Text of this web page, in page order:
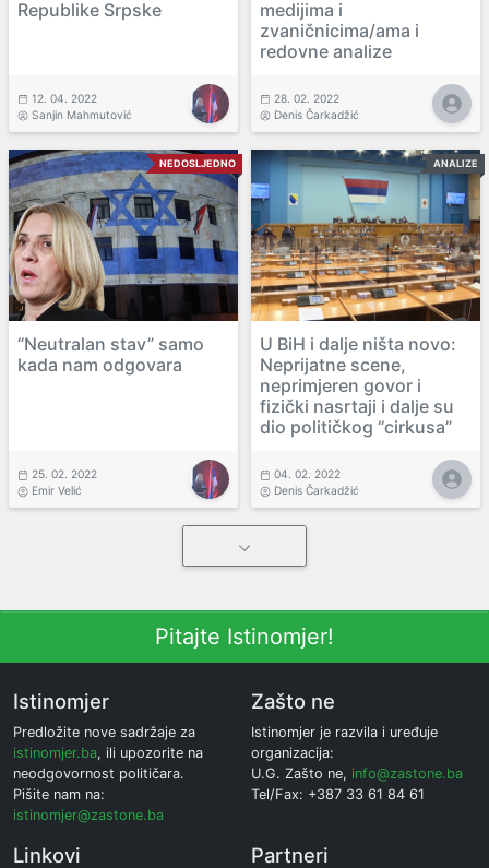
Republike Srpske
12. 04. 2022
Sanjin Mahmutović
medijima i
zvaničnicima/ama i
redovne analize
28. 02. 2022
Denis Čarkadžić
NEDOSLJEDNO
“Neutralan stav” samo
kada nam odgovara
25. 02. 2022
Emir Velić
ANALIZE
U BiH i dalje ništa novo:
Neprijatne scene,
neprimjeren govor i
fizički nasrtaji i dalje su
dio političkog “cirkusa”
04. 02. 2022
Denis Čarkadžić
Pitajte Istinomjer!
Istinomjer
Predložite nove sadržaje za
istinomjer.ba, ili upozorite na
neodgovornost političara.
Pišite nam na:
istinomjer@zastone.ba
Zašto ne
Istinomjer je razvila i uređuje
organizacija:
U.G. Zašto ne, info@zastone.ba
Tel/Fax: +387 33 61 84 61
Linkovi Partneri